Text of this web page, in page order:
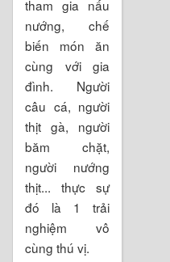
tham gia nấu
nướng, chế
biến món ăn
cùng với gia
đình. Người
câu cá, người
thịt gà, người
băm chặt,
người nướng
thịt... thực sự
đó là 1 trải
nghiệm vô
cùng thú vị.